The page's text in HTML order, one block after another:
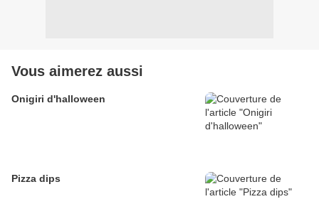
Vous aimerez aussi
Onigiri d'halloween
Pizza dips